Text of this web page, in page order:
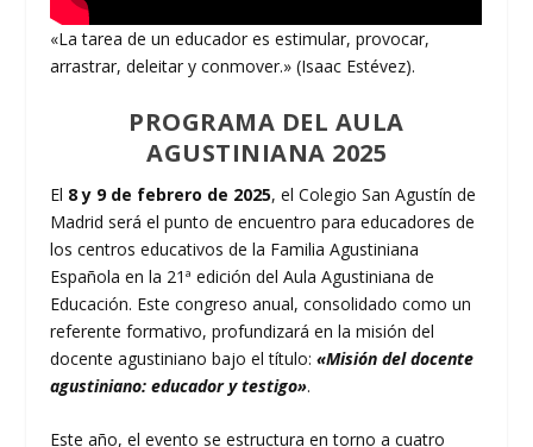
«La tarea de un educador es estimular, provocar,
arrastrar, deleitar y conmover.» (Isaac Estévez).
PROGRAMA DEL AULA
AGUSTINIANA 2025
El 8 y 9 de febrero de 2025, el Colegio San Agustín de
Madrid será el punto de encuentro para educadores de
los centros educativos de la Familia Agustiniana
Española en la 21ª edición del Aula Agustiniana de
Educación. Este congreso anual, consolidado como un
referente formativo, profundizará en la misión del
docente agustiniano bajo el título:«Misión del docente
agustiniano: educador y testigo».
Este año, el evento se estructura en torno a cuatro